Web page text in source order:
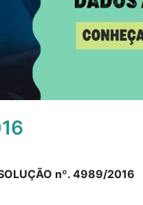
nº. 4989/2016